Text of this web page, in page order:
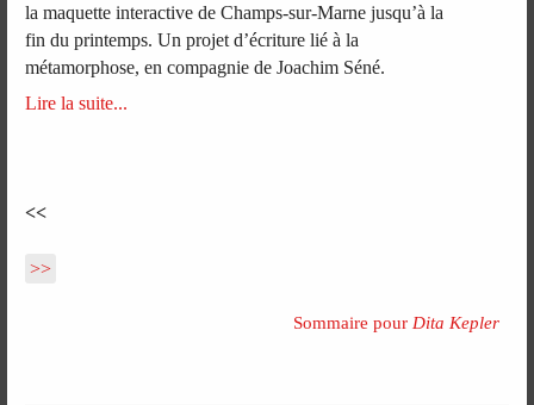
la maquette interactive de Champs-sur-Marne jusqu’à la
fin du printemps. Un projet d’écriture lié à la
métamorphose, en compagnie de Joachim Séné.
Lire la suite...
<<
>>
Sommaire pour Dita Kepler